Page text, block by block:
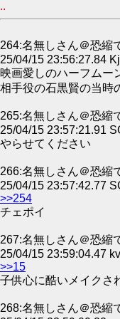
..
264:名無しさん＠恐縮
25/04/15 23:56:27.84
映画愛しのハーフムー
相手役の石黒賢の当時
265:名無しさん＠恐縮
25/04/15 23:57:21.91
やらせてください
266:名無しさん＠恐縮
25/04/15 23:57:42.77
>>254
チェポイ
267:名無しさん＠恐縮
25/04/15 23:59:04.47
>>15
子供心に酷いメイクさ
268:名無しさん＠恐縮